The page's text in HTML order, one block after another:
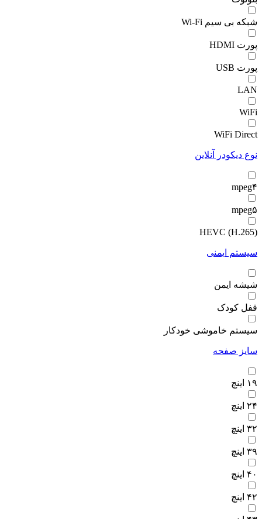
شبکه بی سیم Wi-Fi
پورت HDMI
پورت USB
LAN
WiFi
WiFi Direct
نوع دیکودر آنلاین
mpeg۴
mpeg۵
HEVC (H.265)
سیستم ایمنی
شیشه ایمن
قفل کودک
سیستم خاموشی خودکار
سایز صفحه
۱۹ اینچ
۲۴ اینچ
۳۲ اینچ
۳۹ اینچ
۴۰ اینچ
۴۲ اینچ